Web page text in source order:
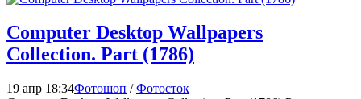
Computer Desktop Wallpapers
Collection. Part (1786)
19 апр 18:34Фотошоп /Фотосток